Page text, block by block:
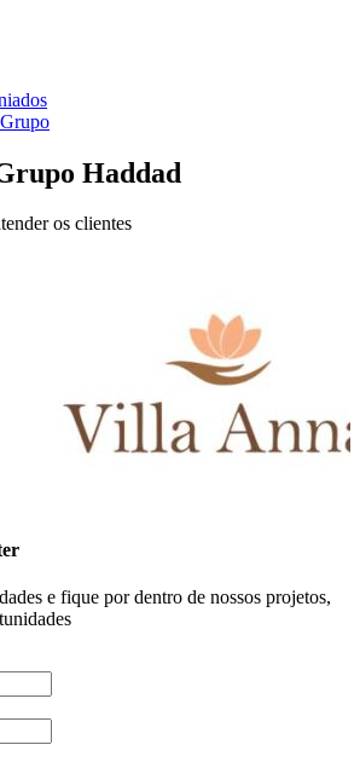
Haddad
os clientes
e fique por dentro de nossos projetos,